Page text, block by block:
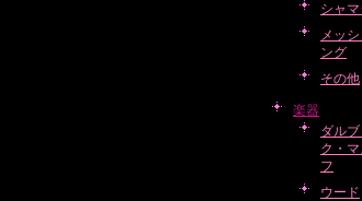
シャ
メッ
ング
その他
楽器
ダルブ
ク・
フ
ウード